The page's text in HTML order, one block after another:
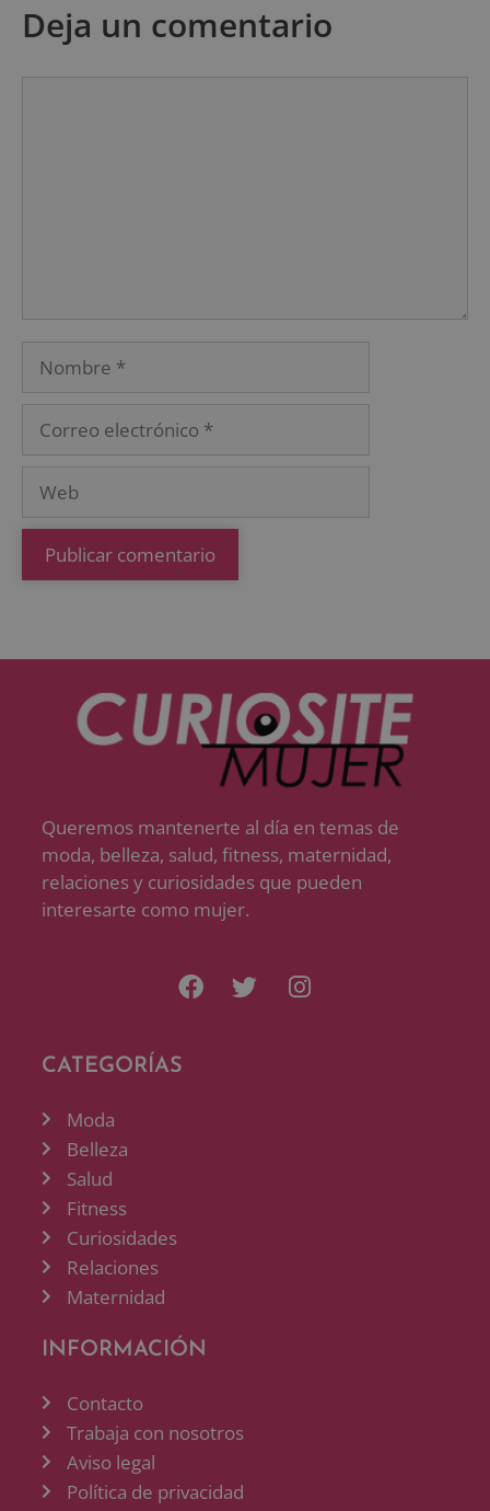
Deja un comentario
Queremos mantenerte al día en temas de
moda, belleza, salud, fitness, maternidad,
relaciones y curiosidades que pueden
interesarte como mujer.
CATEGORÍAS
Moda
Belleza
Salud
Fitness
Curiosidades
Relaciones
Maternidad
INFORMACIÓN
Contacto
Trabaja con nosotros
Aviso legal
Política de privacidad